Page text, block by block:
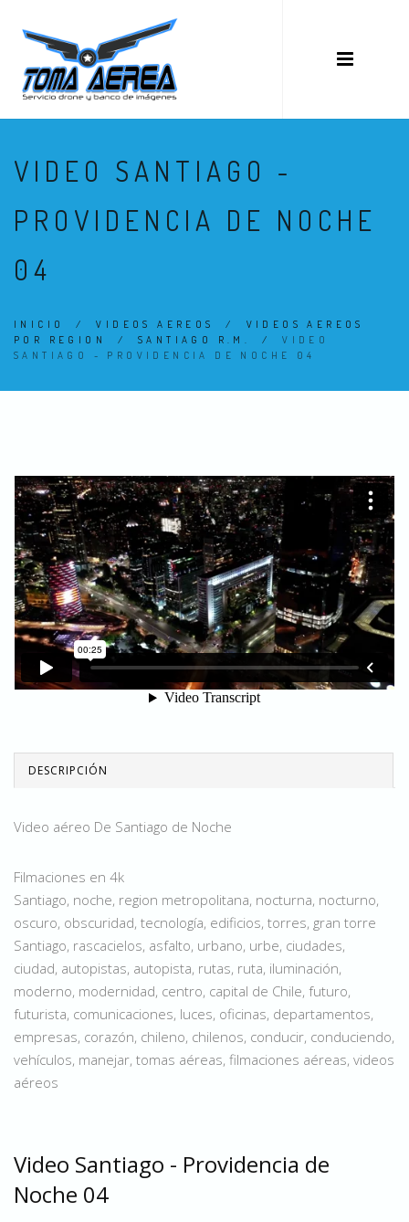
VIDEO SANTIAGO -
PROVIDENCIA DE NOCHE
04
INICIO /VIDEOS AEREOS / VIDEOS AEREOS
POR REGION
/SANTIAGO R.M. /VIDEO
SANTIAGO - PROVIDENCIA DE NOCHE 04
DESCRIPCIÓN
Video aéreo De Santiago de Noche
Filmaciones en 4k
Santiago, noche, region metropolitana, nocturna, nocturno,
oscuro, obscuridad, tecnología, edificios, torres, gran torre
Santiago, rascacielos, asfalto, urbano, urbe, ciudades,
ciudad, autopistas, autopista, rutas, ruta, iluminación,
moderno, modernidad, centro, capital de Chile, futuro,
futurista, comunicaciones, luces, oficinas, departamentos,
empresas, corazón, chileno, chilenos, conducir, conduciendo,
vehículos, manejar, tomas aéreas, filmaciones aéreas, videos
aéreos
Video Santiago - Providencia de
Noche 04